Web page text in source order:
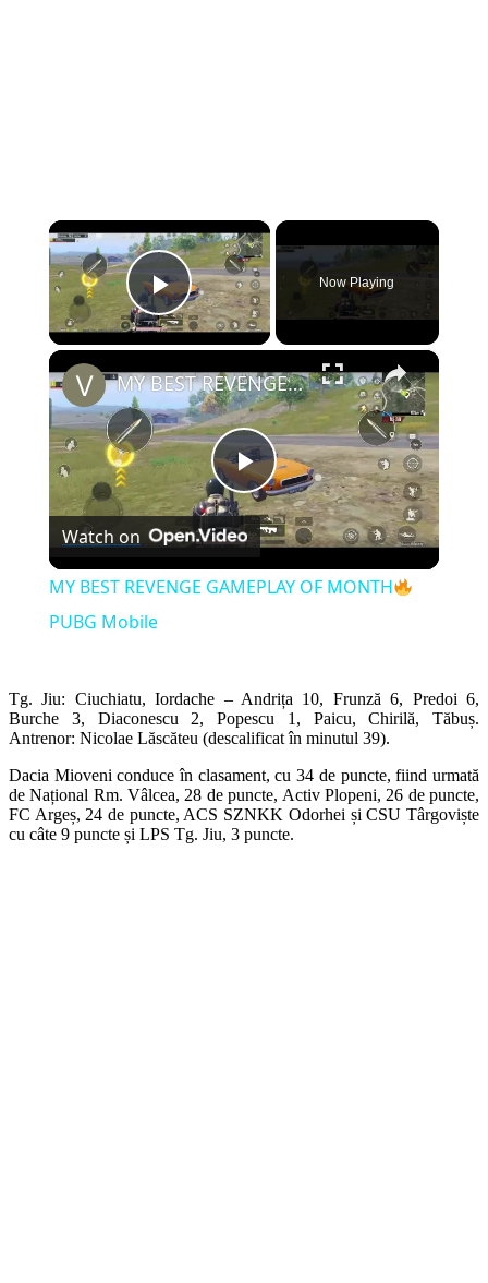
×
Play Video
Now Playing
×
Play
Video
MY BEST REVENGE GAMEPLAY OF MONTH
Watch on
MY BEST REVENGE GAMEPLAY OF MONTH
PUBG Mobile
Tg. Jiu: Ciuchiatu, Iordache – Andrița 10, Frunză 6, Predoi 6,
Burche 3, Diaconescu 2, Popescu 1, Paicu, Chirilă, Tăbuș.
Antrenor: Nicolae Lăscăteu (descalificat în minutul 39).
Dacia Mioveni conduce în clasament, cu 34 de puncte, fiind urmată
de Național Rm. Vâlcea, 28 de puncte, Activ Plopeni, 26 de puncte,
FC Argeș, 24 de puncte, ACS SZNKK Odorhei și CSU Târgoviște
cu câte 9 puncte și LPS Tg. Jiu, 3 puncte.